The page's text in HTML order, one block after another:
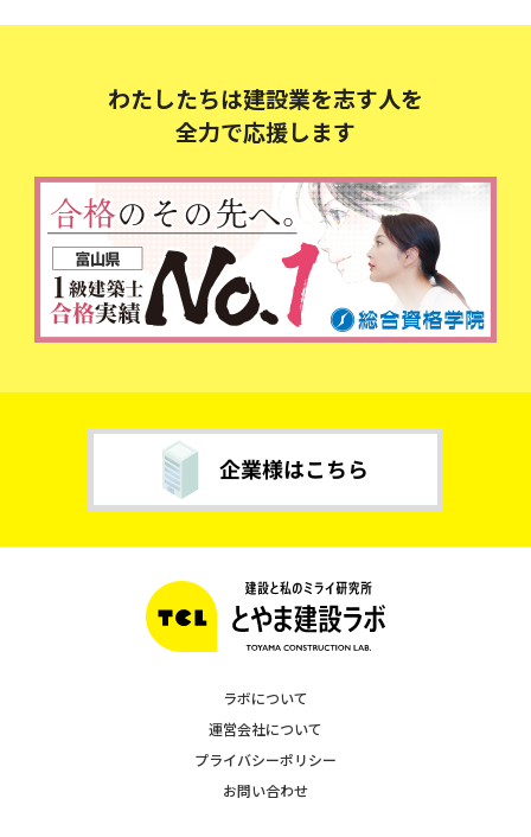
わたしたちは建設業を志す人を
全力で応援します
ラボについて
運営会社について
プライバシーポリシー
お問い合わせ